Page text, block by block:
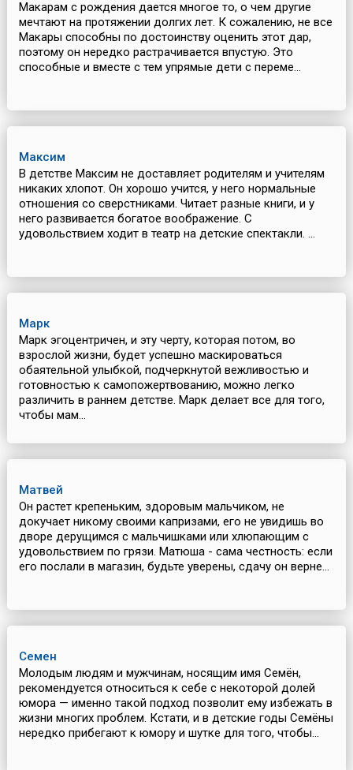
Макарам с рождения дается многое то, о чем другие
мечтают на протяжении долгих лет. К сожалению, не все
Макары способны по достоинству оценить этот дар,
поэтому он нередко растрачивается впустую. Это
способные и вместе с тем упрямые дети с переме...
Максим
В детстве Максим не доставляет родителям и учителям
никаких хлопот. Он хорошо учится, у него нормальные
отношения со сверстниками. Читает разные книги, и у
него развивается богатое воображение. С
удовольствием ходит в театр на детские спектакли. ...
Марк
Марк эгоцентричен, и эту черту, которая потом, во
взрослой жизни, будет успешно маскироваться
обаятельной улыбкой, подчеркнутой вежливостью и
готовностью к самопожертвованию, можно легко
различить в раннем детстве. Марк делает все для того,
чтобы мам...
Матвей
Он растет крепеньким, здоровым мальчиком, не
докучает никому своими капризами, его не увидишь во
дворе дерущимся с мальчишками или хлюпающим с
удовольствием по грязи. Матюша - сама честность: если
его послали в магазин, будьте уверены, сдачу он верне...
Семен
Молодым людям и мужчинам, носящим имя Семён,
рекомендуется относиться к себе с некоторой долей
юмора — именно такой подход позволит ему избежать в
жизни многих проблем. Кстати, и в детские годы Семёны
нередко прибегают к юмору и шутке для того, чтобы...